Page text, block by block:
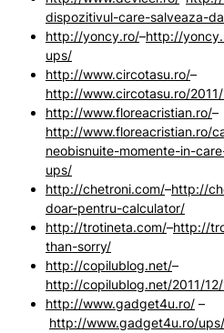
dispozitivul-care-salveaza-
http://yoncy.ro/–http://
ups/
http://www.circotasu.ro/–
http://www.circotasu.ro/
http://www.floreacristian.ro/–
http://www.floreacristian.ro/
neobisnuite-momente-in-
ups/
http://chetroni.com/–http://
doar-pentru-calculator/
http://trotineta.com/–http://
than-sorry/
http://copilublog.net/–
http://copilublog.net/2011/
http://www.gadget4u.ro/ –
http://www.gadget4u.ro/